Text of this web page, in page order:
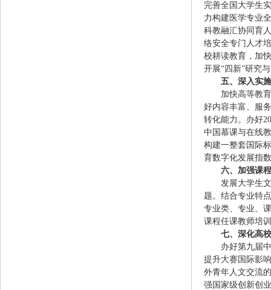
完善全国大学生
力构建医学专业
科教融汇协同育
络安全专门人才
校耕读教育，加
开展“四新”研究
五、深入实
加快高等教
好内容丰富、服
转化能力。办好
中国慕课与在线
构建一整套国际
育数字化发展指
六、加强课
发展大学生
题。结合专业特
专业类、专业、
课程任课教师培
七、深化高
办好第九届
提升大赛国际影
外青年人文交流
强国家级创新创